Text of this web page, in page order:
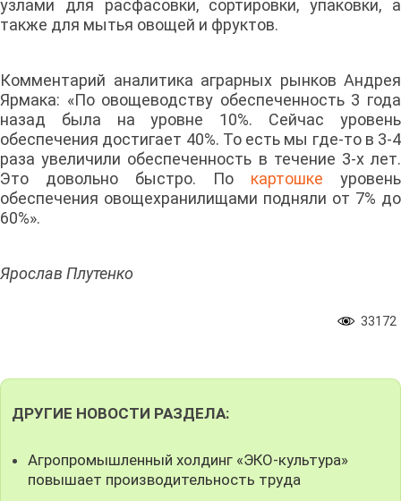
узлами для расфасовки, сортировки, упаковки, а
также для мытья овощей и фруктов.
Комментарий аналитика аграрных рынков Андрея
Ярмака: «По овощеводству обеспеченность 3 года
назад была на уровне 10%. Сейчас уровень
обеспечения достигает 40%. То есть мы где-то в 3-4
раза увеличили обеспеченность в течение 3-х лет.
Это довольно быстро. По картошке уровень
обеспечения овощехранилищами подняли от 7% до
60%».
Ярослав Плутенко
33172
ДРУГИЕ НОВОСТИ РАЗДЕЛА:
Агропромышленный холдинг «ЭКО-культура»
повышает производительность труда